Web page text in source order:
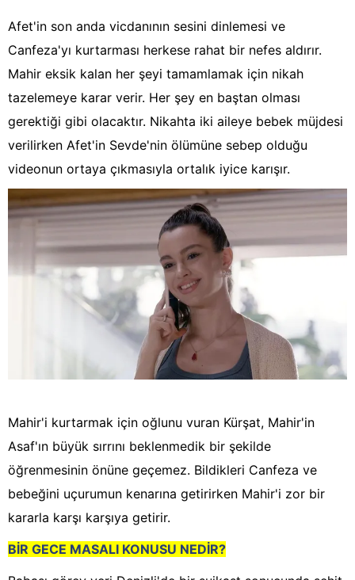
Afet'in son anda vicdanının sesini dinlemesi ve
Canfeza'yı kurtarması herkese rahat bir nefes aldırır.
Mahir eksik kalan her şeyi tamamlamak için nikah
tazelemeye karar verir. Her şey en baştan olması
gerektiği gibi olacaktır. Nikahta iki aileye bebek müjdesi
verilirken Afet'in Sevde'nin ölümüne sebep olduğu
videonun ortaya çıkmasıyla ortalık iyice karışır.
Mahir'i kurtarmak için oğlunu vuran Kürşat, Mahir'in
Asaf'ın büyük sırrını beklenmedik bir şekilde
öğrenmesinin önüne geçemez. Bildikleri Canfeza ve
bebeğini uçurumun kenarına getirirken Mahir'i zor bir
kararla karşı karşıya getirir.
BİR GECE MASALI KONUSU NEDİR?